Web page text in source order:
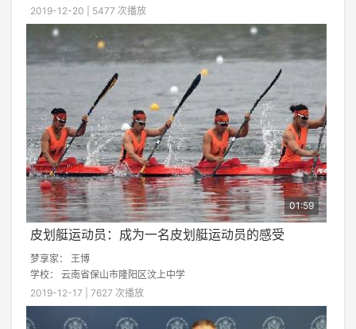
2019-12-20 | 5477 次播放
01:59
皮划艇运动员：成为一名皮划艇运动员的感受
梦享家： 王博
学校： 云南省保山市隆阳区汶上中学
2019-12-17 | 7627 次播放